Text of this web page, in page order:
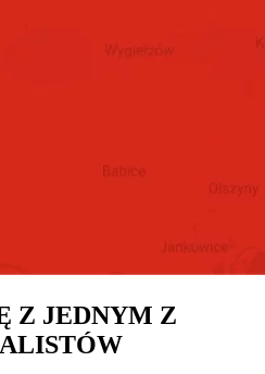
Z JEDNYM Z